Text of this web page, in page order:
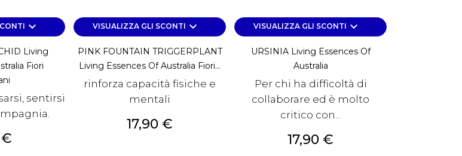
keyboard_arrow_down
Living
Fiori
sentirsi
€
VISUALIZZA GLI SCONTI keyboard_arrow_down
PINK FOUNTAIN TRIGGERPLANT
Living Essences Of Australia Fiori...
rinforza capacità fisiche e
mentali
Prezzo
17,90 €
VISUALIZZA GLI SCONTI keyboard_arrow_down
URSINIA Living Essences Of
Australia
Per chi ha difficoltà di
collaborare ed è molto
critico con...
Prezzo
17,90 €